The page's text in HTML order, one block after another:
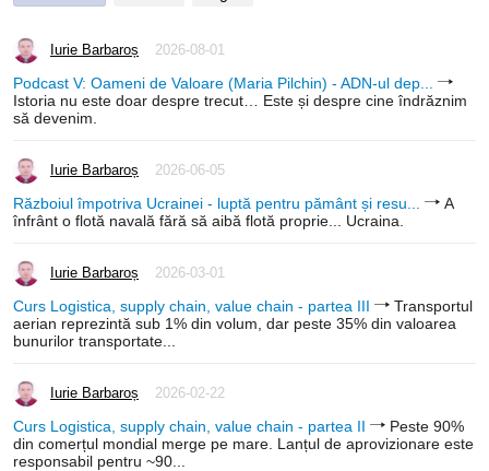
Iurie Barbaroș 2026-08-01
Podcast V: Oameni de Valoare (Maria Pilchin) - ADN-ul dep...
Istoria nu este doar despre trecut… Este și despre cine îndrăznim
să devenim.
Iurie Barbaroș 2026-06-05
Războiul împotriva Ucrainei - luptă pentru pământ și resu...
A
înfrânt o flotă navală fără să aibă flotă proprie... Ucraina.
Iurie Barbaroș 2026-03-01
Curs Logistica, supply chain, value chain - partea III
Transportul
aerian reprezintă sub 1% din volum, dar peste 35% din valoarea
bunurilor transportate...
Iurie Barbaroș 2026-02-22
Curs Logistica, supply chain, value chain - partea II
Peste 90%
din comerțul mondial merge pe mare. Lanțul de aprovizionare este
responsabil pentru ~90...